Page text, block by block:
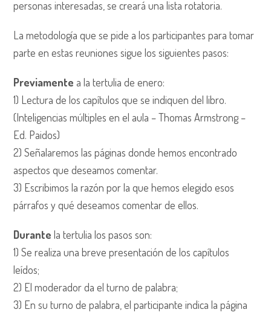
personas interesadas, se creará una lista rotatoria.
La metodología que se pide a los participantes para tomar
parte en estas reuniones sigue los siguientes pasos:
Previamente a la tertulia de enero:
1) Lectura de los capítulos que se indiquen del libro.
(Inteligencias múltiples en el aula – Thomas Armstrong –
Ed. Paidos)
2) Señalaremos las páginas donde hemos encontrado
aspectos que deseamos comentar.
3) Escribimos la razón por la que hemos elegido esos
párrafos y qué deseamos comentar de ellos.
Durante la tertulia los pasos son:
1) Se realiza una breve presentación de los capítulos
leídos;
2) El moderador da el turno de palabra;
3) En su turno de palabra, el participante indica la página